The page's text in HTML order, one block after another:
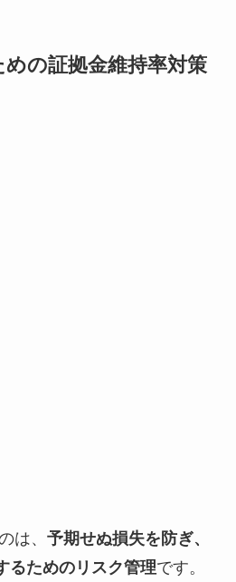
の証拠金維持率対策
は、 予期せぬ損失を防ぎ、
るためのリスク管理です。